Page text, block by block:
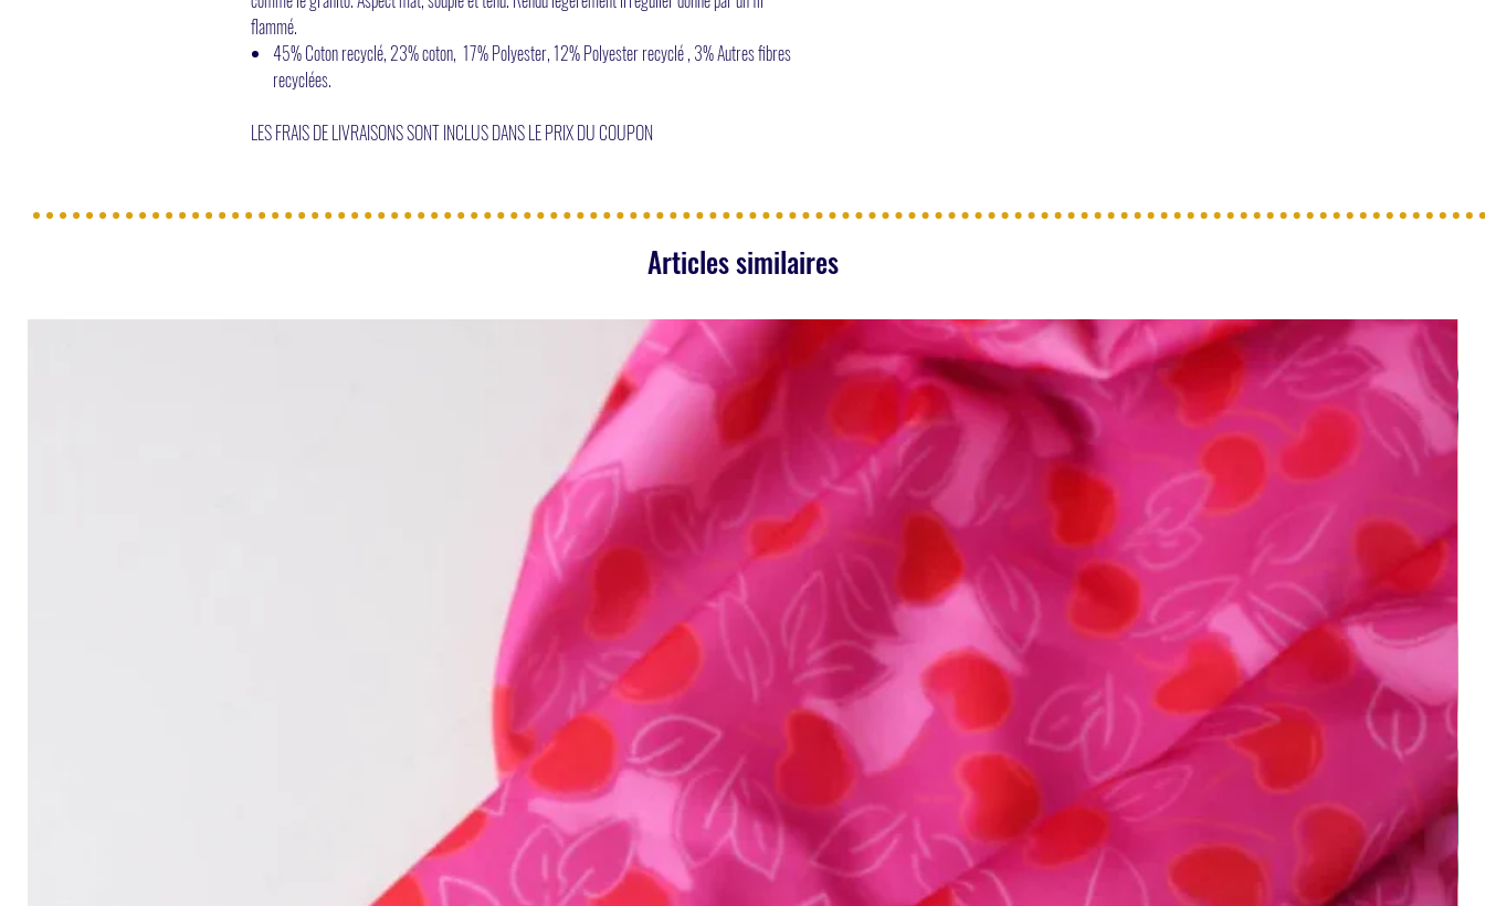
flammé.
45% Coton recyclé, 23% coton, 17% Polyester, 12% Polyester recyclé , 3% Autres fibres
recyclées.
LES FRAIS DE LIVRAISONS SONT INCLUS DANS LE PRIX DU COUPON
Articles similaires